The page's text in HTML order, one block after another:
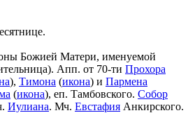
Божией Матери, именуемой
Апп. от 70-ти Прохора
), Тимона (икона) и Пармена
(икона), еп. Тамбовского. Собор
Иулиана. Мч. Евстафия Анкирского.